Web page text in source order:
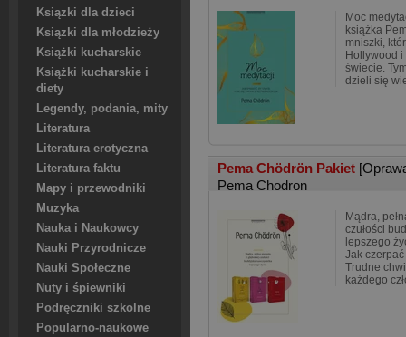
Ksiązki dla dzieci
Ksiązki dla młodzieży
Książki kucharskie
Książki kucharskie i
diety
Legendy, podania, mity
Literatura
Literatura erotyczna
Literatura faktu
Mapy i przewodniki
Muzyka
Nauka i Naukowcy
Nauki Przyrodnicze
Nauki Społeczne
Nuty i śpiewniki
Podręczniki szkolne
Popularno-naukowe
Moc
książka
mniszki,
Hollywood i
świecie.
dzieli się
Pema Chödrön Pakiet
Pema Chodron
Mądra,
czułości
lepszego
Jak
Trudne
każdego